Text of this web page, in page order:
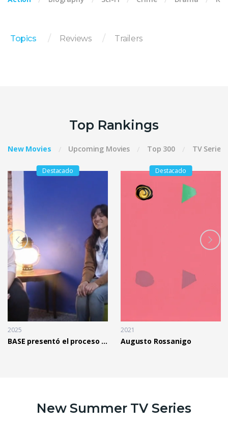
Topics Reviews Trailers
Top Rankings
New Movies Upcoming Movies Top 300 TV Series
Destacado
2025
BASE presentó el proceso de trabajo de Paula Aldea
Destacado
2021
Augusto Rossanigo
New Summer TV Series